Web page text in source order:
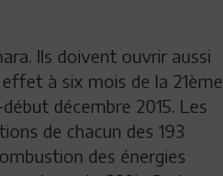
Ils doivent ouvrir aussi
à six mois de la 21ème
décembre 2015. Les
de chacun des 193
des énergies